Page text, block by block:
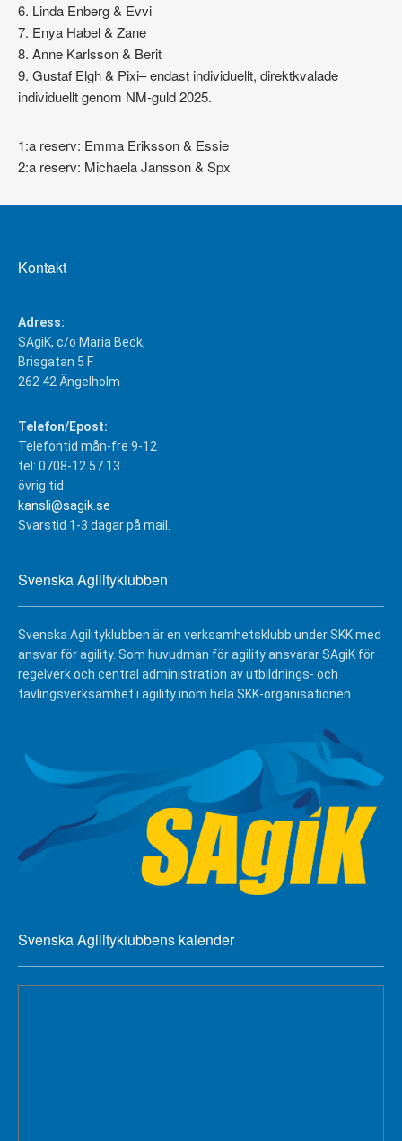
6. Linda Enberg & Evvi
7. Enya Habel & Zane
8. Anne Karlsson & Berit
9. Gustaf Elgh & Pixi– endast individuellt, direktkvalade
individuellt genom NM-guld 2025.
1:a reserv: Emma Eriksson & Essie
2:a reserv: Michaela Jansson & Spx
Kontakt
Adress:
SAgiK, c/o Maria Beck,
Brisgatan 5 F
262 42 Ängelholm
Telefon/Epost:
Telefontid mån-fre 9-12
tel: 0708-12 57 13
övrig tid
kansli@sagik.se
Svarstid 1-3 dagar på mail.
Svenska Agilityklubben
Svenska Agilityklubben är en verksamhetsklubb under SKK med
ansvar för agility. Som huvudman för agility ansvarar SAgiK för
regelverk och central administration av utbildnings- och
tävlingsverksamhet i agility inom hela SKK-organisationen.
Svenska Agilityklubbens kalender